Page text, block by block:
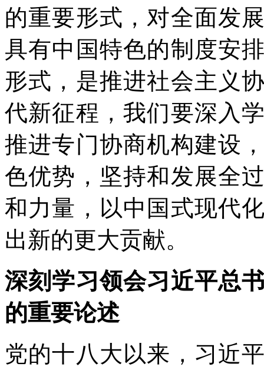
的重要形式，对全面发
具有中国特色的制度安
形式，是推进社会主义
代新征程，我们要深入
推进专门协商机构建设
色优势，坚持和发展全
和力量，以中国式现代
出新的更大贡献。
深刻学习领会习近平总
的重要论述
党的十八大以来，习近